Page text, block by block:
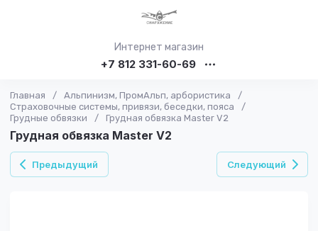
Интернет магазин
+7 812 331-60-69
Главная / Альпинизм, ПромАльп, арбористика
/
Страховочные системы, привязи, беседки, пояса
/
Грудные обвязки
/ Грудная обвязка Master V2
Грудная обвязка Master V2
Предыдущий Следующий